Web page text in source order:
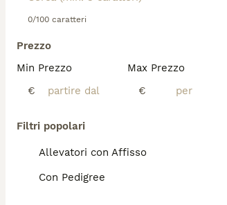
0/100 caratteri
Prezzo
Min Prezzo
€
Max Prezzo
€
Filtri popolari
Allevatori con Affisso
Con Pedigree